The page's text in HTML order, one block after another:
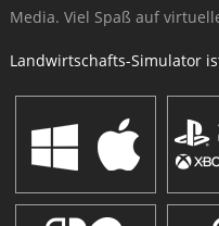
Media. Viel Spaß auf
Landwirtschafts-Simulator